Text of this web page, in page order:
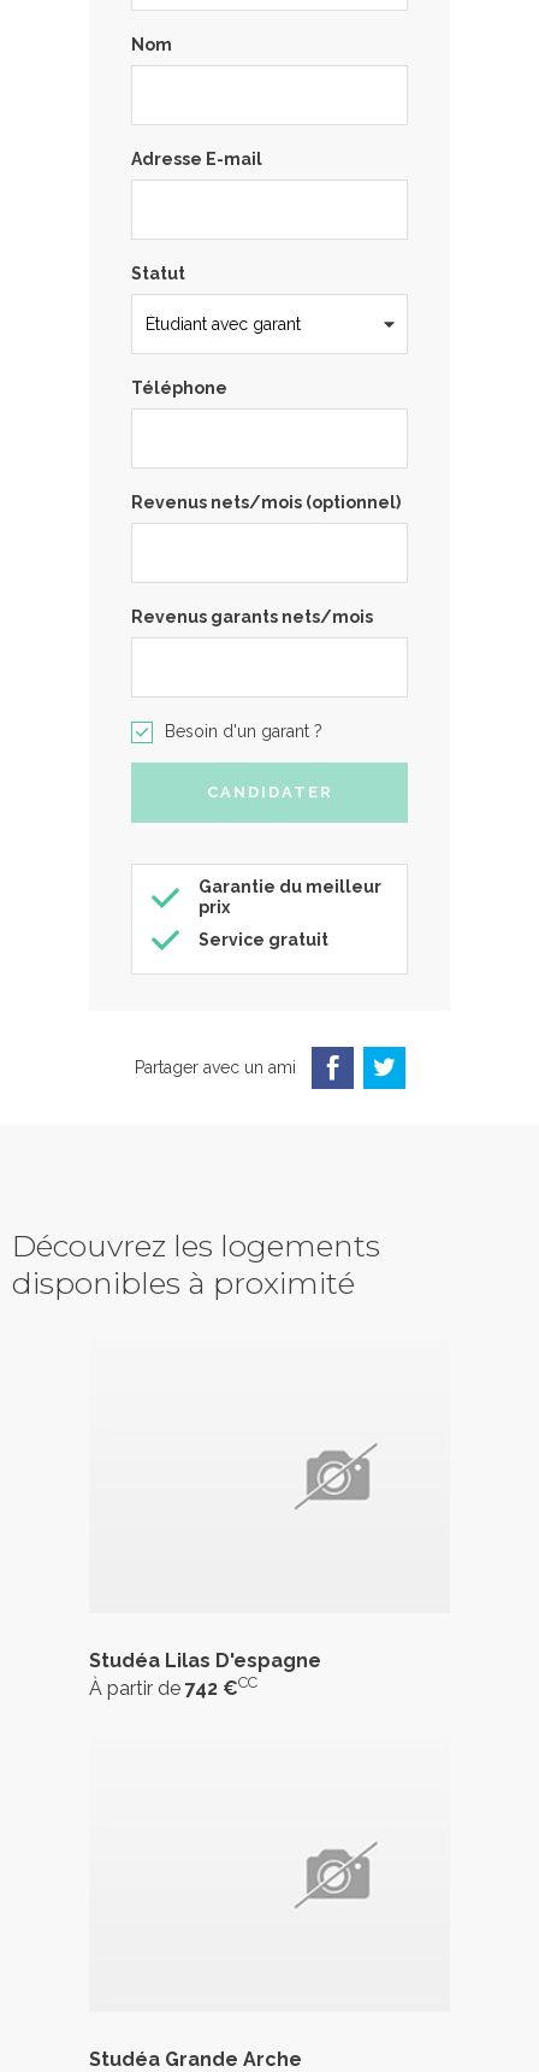
Nom
Adresse E-mail
Statut
Téléphone
Revenus nets/mois (optionnel)
Revenus garants nets/mois
Besoin d'un garant ?
Garantie du meilleur
prix
Service gratuit
Partager avec un ami
Découvrez les logements
disponibles à proximité
Studéa Lilas D'espagne
À partir de 742 €CC
Studéa Grande Arche